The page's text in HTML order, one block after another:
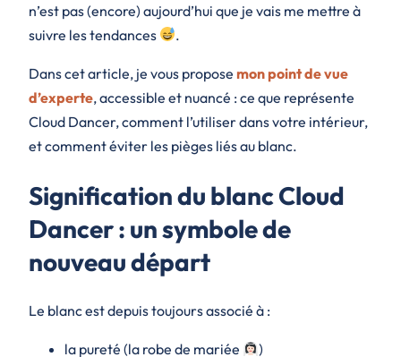
n’est pas (encore) aujourd’hui que je vais me mettre à
suivre les tendances
.
Dans cet article, je vous propose mon point de vue
d’experte, accessible et nuancé : ce que représente
Cloud Dancer, comment l’utiliser dans votre intérieur,
et comment éviter les pièges liés au blanc.
Signification du blanc Cloud
Dancer : un symbole de
nouveau départ
Le blanc est depuis toujours associé à :
la pureté (la robe de mariée
)